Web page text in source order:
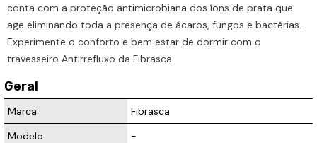
conta com a proteção antimicrobiana dos íons de prata que
age eliminando toda a presença de ácaros, fungos e bactérias.
Experimente o conforto e bem estar de dormir com o
travesseiro Antirrefluxo da Fibrasca.
Geral
Marca
Fibrasca
Modelo
-